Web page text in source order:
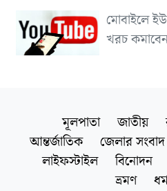
মোবাইলে
খরচ
মূলপাতা জাতীয়
আন্তর্জাতিক
জেলার সংবাদ
লাইফস্টাইল
বিনোদন
ভ্রমণ